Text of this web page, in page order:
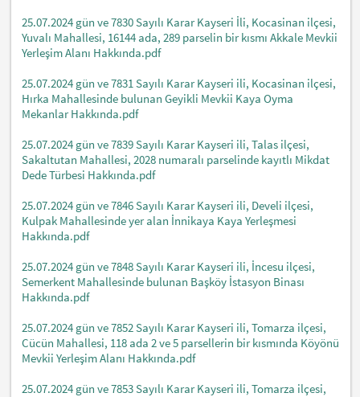
25.07.2024 gün ve 7830 Sayılı Karar Kayseri İli, Kocasinan ilçesi,
Yuvalı Mahallesi, 16144 ada, 289 parselin bir kısmı Akkale Mevkii
Yerleşim Alanı Hakkında.pdf
25.07.2024 gün ve 7831 Sayılı Karar Kayseri ili, Kocasinan ilçesi,
Hırka Mahallesinde bulunan Geyikli Mevkii Kaya Oyma
Mekanlar Hakkında.pdf
25.07.2024 gün ve 7839 Sayılı Karar Kayseri ili, Talas ilçesi,
Sakaltutan Mahallesi, 2028 numaralı parselinde kayıtlı Mikdat
Dede Türbesi Hakkında.pdf
25.07.2024 gün ve 7846 Sayılı Karar Kayseri ili, Develi ilçesi,
Kulpak Mahallesinde yer alan İnnikaya Kaya Yerleşmesi
Hakkında.pdf
25.07.2024 gün ve 7848 Sayılı Karar Kayseri ili, İncesu ilçesi,
Semerkent Mahallesinde bulunan Başköy İstasyon Binası
Hakkında.pdf
25.07.2024 gün ve 7852 Sayılı Karar Kayseri ili, Tomarza ilçesi,
Cücün Mahallesi, 118 ada 2 ve 5 parsellerin bir kısmında Köyönü
Mevkii Yerleşim Alanı Hakkında.pdf
25.07.2024 gün ve 7853 Sayılı Karar Kayseri ili, Tomarza ilçesi,